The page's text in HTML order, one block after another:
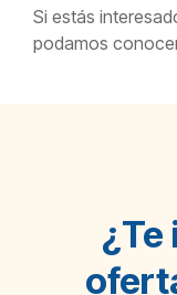
Si estás
podamos
¿Te